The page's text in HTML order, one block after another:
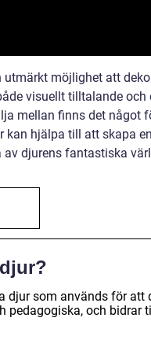
möjlighet att
visuellt tilltalande
mellan finns det något
kan hjälpa till att skapa
djurens fantastiska
djur som används för att
pedagogiska, och bidrar